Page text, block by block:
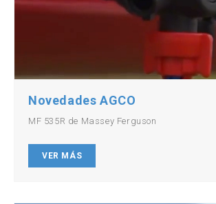
Novedades AGCO
MF 535R de Massey Ferguson
VER MÁS